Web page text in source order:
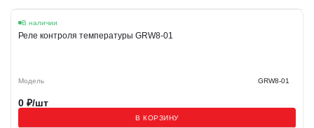
В наличии
Реле контроля температуры GRW8-01
Модель GRW8-01
0 ₽/шт
В КОРЗИНУ